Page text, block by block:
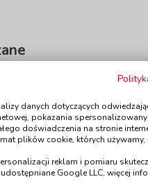
JAWOR - 35
czasem
danych dotyczących
pokazania
doświadczenia na stronie
plików cookie, których
reklam i pomiaru
Google LLC, więcej